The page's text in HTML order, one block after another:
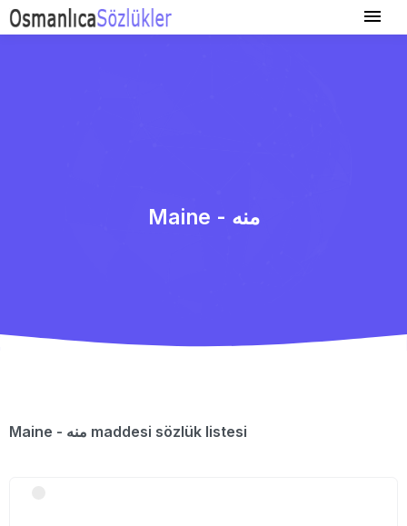
Maine - منه
Maine - منه maddesi sözlük listesi